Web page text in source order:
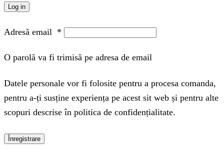
Log in
Adresă email *
O parolă va fi trimisă pe adresa de email
Datele personale vor fi folosite pentru a procesa comanda,
pentru a-ți susține experiența pe acest sit web și pentru alte
scopuri descrise în politica de confidențialitate.
Înregistrare